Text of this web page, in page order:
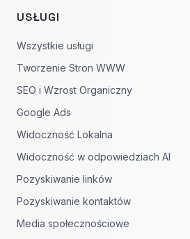
USŁUGI
Wszystkie usługi
Tworzenie Stron WWW
SEO i Wzrost Organiczny
Google Ads
Widoczność Lokalna
Widoczność w odpowiedziach AI
Pozyskiwanie linków
Pozyskiwanie kontaktów
Media społecznościowe